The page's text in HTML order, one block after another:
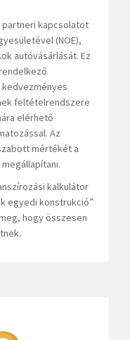
partneri kapcsolatot
(NOE),
autóvásárlását. Ez
feltételrendszere
elérhető
Az
mértékét a
kalkulátor
egyedi konstrukció”
hogy összesen